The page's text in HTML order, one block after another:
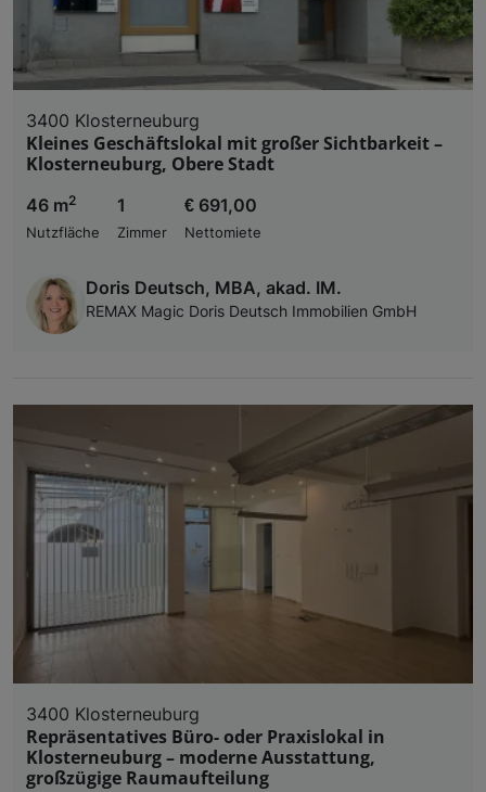
3400 Klosterneuburg
Kleines Geschäftslokal mit großer Sichtbarkeit –
Klosterneuburg, Obere Stadt
46 m2
Nutzfläche
1
Zimmer
€ 691,00
Nettomiete
Doris Deutsch, MBA, akad. IM.
REMAX Magic Doris Deutsch Immobilien GmbH
3400 Klosterneuburg
Repräsentatives Büro- oder Praxislokal in
Klosterneuburg – moderne Ausstattung,
großzügige Raumaufteilung